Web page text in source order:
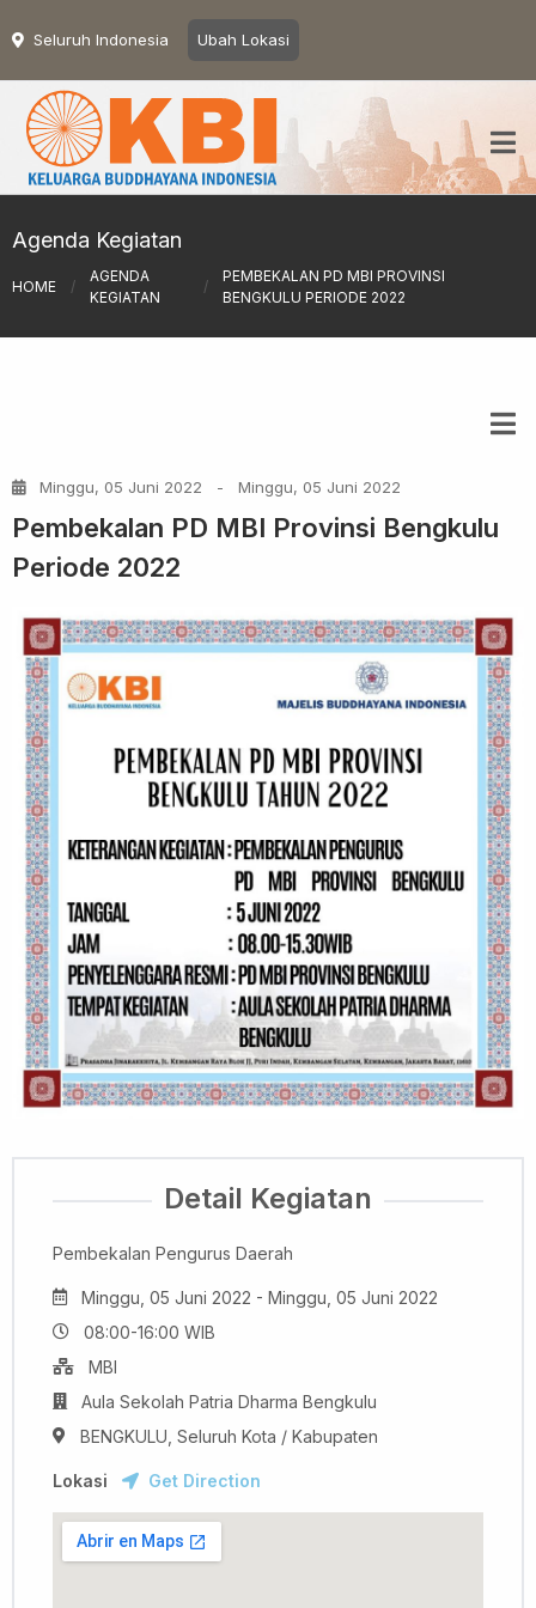
Seluruh Indonesia Ubah Lokasi
Agenda Kegiatan
HOME /
AGENDA
KEGIATAN
/
PEMBEKALAN PD MBI PROVINSI
BENGKULU PERIODE 2022
Minggu, 05 Juni 2022 - Minggu, 05 Juni 2022
Pembekalan PD MBI Provinsi Bengkulu
Periode 2022
Detail Kegiatan
Pembekalan Pengurus Daerah
Minggu, 05 Juni 2022 - Minggu, 05 Juni 2022
08:00-16:00 WIB
MBI
Aula Sekolah Patria Dharma Bengkulu
BENGKULU, Seluruh Kota / Kabupaten
Lokasi Get Direction